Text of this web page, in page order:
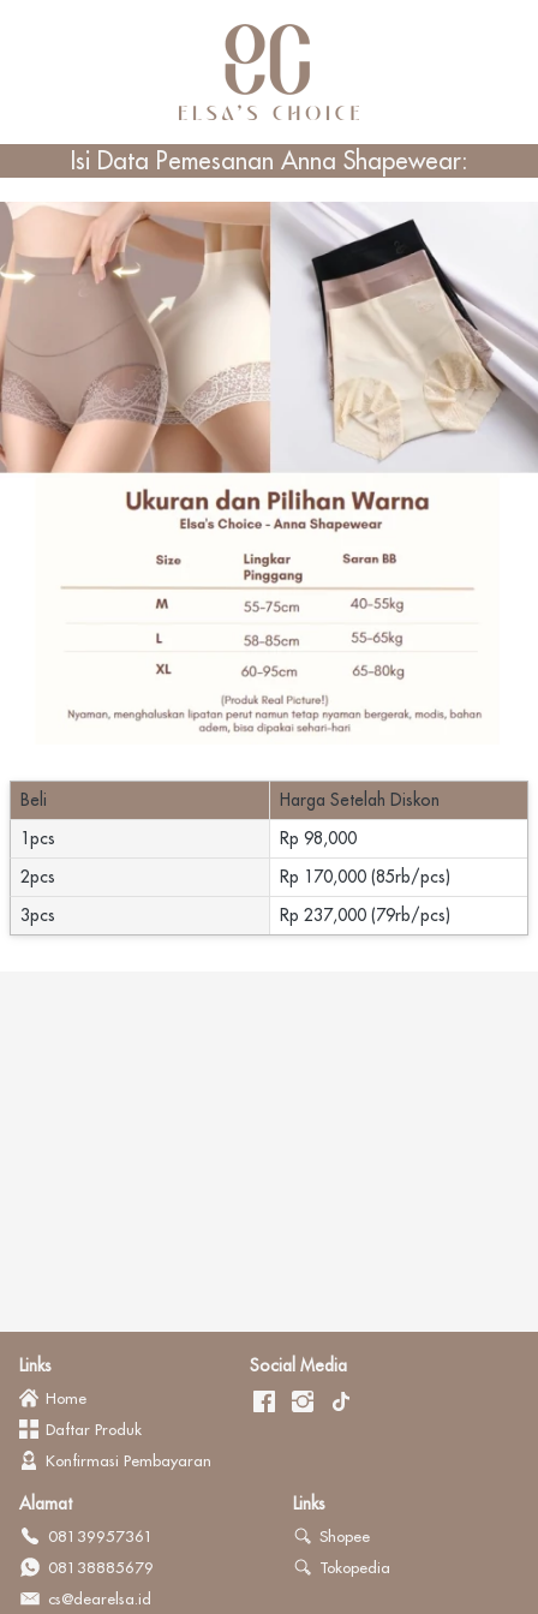
Isi Data Pemesanan Anna Shapewear:
Beli
Harga Setelah Diskon
1pcs
Rp 98,000
2pcs
Rp 170,000 (85rb/pcs)
3pcs
Rp 237,000 (79rb/pcs)
Links
Home
Daftar Produk
Konfirmasi Pembayaran
Social Media
Alamat
08139957361
08138885679
cs@dearelsa.id
Links
Shopee
Tokopedia